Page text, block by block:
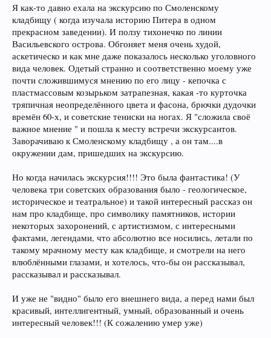
Я как-то давно ехала на экскурсию по Смоленскому
кладбищу ( когда изучала историю Питера в одном
прекрасном заведении). И ползу тихонечко по линии
Васильевского острова. Обгоняет меня очень худой,
аскетическо и как мне даже показалось несколько уголовного
вида человек. Одетый странно и соответственно моему уже
почти сложившимуся мнению по его лицу - кепочка с
пластмассовым козырьком затрапезная, какая -то курточка
тряпичная неопределённого цвета и фасона, брючки дудочки
времён 60-х, и советские тениски на ногах. Я "сложила своё
важное мнение " и пошла к месту встречи экскурсантов.
Заворачиваю к Смоленскому кладбищу , а он там....в
окружении дам, пришедших на экскурсию.
Но когда начилась экскурсия!!!! Это была фантастика! (У
человека три советских образования было - геологическое,
историческое и театральное) и такой интересный рассказ он
нам про кладбище, про символику памятников, истории
некоторых захоронений, с артистизмом, с интересными
фактами, легендами, что абсолютно все носились, летали по
такому мрачному месту как кладбище, и смотрели на него
влюблёнными глазами, и хотелось, что-бы он рассказывал,
рассказывал и рассказывал.
И уже не "видно" было его внешнего вида, а перед нами был
красивый, интеллигентный, умный, образованный и очень
интересный человек!!! (К сожалению умер уже)